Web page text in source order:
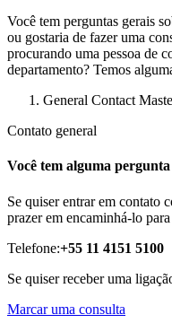
Você tem perguntas gerais
ou gostaria de fazer uma
procurando uma pessoa de
departamento? Temos
General Contact
Contato general
Você tem alguma
Se quiser entrar em contato
prazer em encaminhá-lo
Telefone:+55 11 4151 5100
Se quiser receber uma
Marcar uma consulta